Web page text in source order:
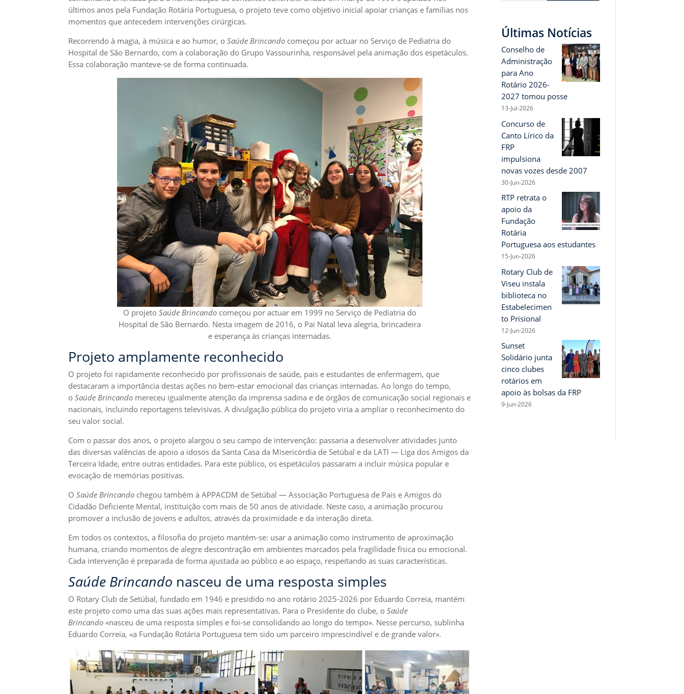
últimos anos pela Fundação Rotária Portuguesa, o projeto teve como objetivo inicial apoiar crianças e famílias nos
momentos que antecedem intervenções cirúrgicas.
Recorrendo à magia, à música e ao humor, oSaúde Brincando começou por actuar no Serviço de Pediatria do
Hospital de São Bernardo, com a colaboração do Grupo Vassourinha, responsável pela animação dos espetáculos.
Essa colaboração manteve-se de forma continuada.
O projetoSaúde Brincando começou por actuar em 1999 no Serviço de Pediatria do
Hospital de São Bernardo. Nesta imagem de 2016, o Pai Natal leva alegria, brincadeira
e esperança às crianças internadas.
Projeto amplamente reconhecido
O projeto foi rapidamente reconhecido por profissionais de saúde, pais e estudantes de enfermagem, que
destacaram a importância destas ações no bem-estar emocional das crianças internadas. Ao longo do tempo,
oSaúde Brincando mereceu igualmente atenção da imprensa sadina e de órgãos de comunicação social regionais e
nacionais, incluindo reportagens televisivas. A divulgação pública do projeto viria a ampliar o reconhecimento do
seu valor social.
Com o passar dos anos, o projeto alargou o seu campo de intervenção: passaria a desenvolver atividades junto
das diversas valências de apoio a idosos da Santa Casa da Misericórdia de Setúbal e da LATI — Liga dos Amigos da
Terceira Idade, entre outras entidades. Para este público, os espetáculos passaram a incluir música popular e
evocação de memórias positivas.
OSaúde Brincando chegou também à APPACDM de Setúbal — Associação Portuguesa de Pais e Amigos do
Cidadão Deficiente Mental, instituição com mais de 50 anos de atividade. Neste caso, a animação procurou
promover a inclusão de jovens e adultos, através da proximidade e da interação direta.
Em todos os contextos, a filosofia do projeto mantém-se: usar a animação como instrumento de aproximação
humana, criando momentos de alegre descontração em ambientes marcados pela fragilidade física ou emocional.
Cada intervenção é preparada de forma ajustada ao público e ao espaço, respeitando as suas características.
Saúde Brincando nasceu de uma resposta simples
O Rotary Club de Setúbal, fundado em 1946 e presidido no ano rotário 2025-2026 por Eduardo Correia, mantém
este projeto como uma das suas ações mais representativas. Para o Presidente do clube, oSaúde
Brincando «nasceu de uma resposta simples e foi-se consolidando ao longo do tempo». Nesse percurso, sublinha
Eduardo Correia, «a Fundação Rotária Portuguesa tem sido um parceiro imprescindível e de grande valor».
Últimas Notícias
Conselho de
Administração
para Ano
Rotário 2026-
2027 tomou posse
13-Jul-2026
Concurso de
Canto Lírico da
FRP
impulsiona
novas vozes desde 2007
30-Jun-2026
RTP retrata o
apoio da
Fundação
Rotária
Portuguesa aos estudantes
15-Jun-2026
Rotary Club de
Viseu instala
biblioteca no
Estabelecimen
to Prisional
12-Jun-2026
Sunset
Solidário junta
cinco clubes
rotários em
apoio às bolsas da FRP
9-Jun-2026